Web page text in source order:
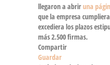
llegaron a abriruna
que la empresa
excediera los plazos
más 2.500 firmas.
Compartir
Guardar